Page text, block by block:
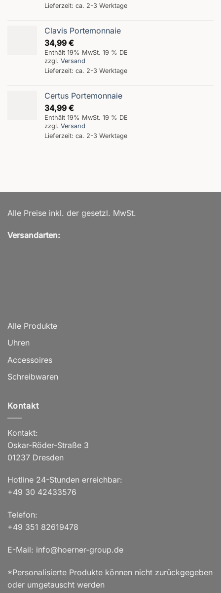
Lieferzeit: ca. 2-3 Werktage
Clavis Portemonnaie
34,99 €
Enthält 19% MwSt. 19 % DE
zzgl. Versand
Lieferzeit: ca. 2-3 Werktage
Certus Portemonnaie
34,99 €
Enthält 19% MwSt. 19 % DE
zzgl. Versand
Lieferzeit: ca. 2-3 Werktage
Alle Preise inkl. der gesetzl. MwSt.
Versandarten:
Alle Produkte
Uhren
Accessoires
Schreibwaren
Kontakt
Kontakt:
Oskar-Röder-Straße 3
01237 Dresden
Hotline 24-Stunden erreichbar:
+49 30 42433576
Telefon:
+49 351 82619478
E-Mail: info@hoerner-group.de
*Personalisierte Produkte können nicht zurückgegeben
oder umgetauscht werden